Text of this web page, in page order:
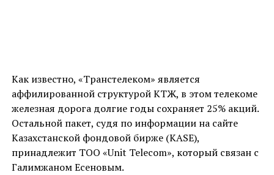
Как известно, «Транстелеком» является
аффилированной структурой КТЖ, в этом телекоме
железная дорога долгие годы сохраняет 25% акций.
Остальной пакет, судя по информации на сайте
Казахстанской фондовой бирже (KASE),
принадлежит ТОО «Unit Telecom», который связан с
Галимжаном Есеновым.